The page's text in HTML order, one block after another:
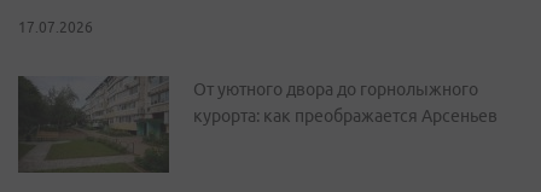
17.07.2026
От уютного двора до горнолыжного
курорта: как преображается Арсеньев